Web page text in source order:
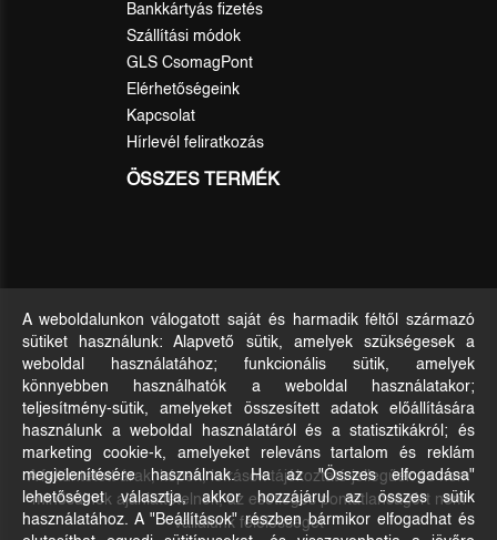
Bankkártyás fizetés
Szállítási módok
GLS CsomagPont
Elérhetőségeink
Kapcsolat
Hírlevél feliratkozás
ÖSSZES TERMÉK
A feltüntetett árak, képek, leírások tájékoztató jellegűek és nem
minősülnek ajánlattételnek, az esetleges pontatlanságért nem
vállalunk felelősséget
A weboldalunkon válogatott saját és harmadik féltől származó
sütiket használunk: Alapvető sütik, amelyek szükségesek a
weboldal használatához; funkcionális sütik, amelyek
könnyebben használhatók a weboldal használatakor;
teljesítmény-sütik, amelyeket összesített adatok előállítására
használunk a weboldal használatáról és a statisztikákról; és
marketing cookie-k, amelyeket releváns tartalom és reklám
megjelenítésére használnak. Ha az "Összes elfogadása"
lehetőséget választja, akkor hozzájárul az összes sütik
használatához. A "Beállítások" részben bármikor elfogadhat és